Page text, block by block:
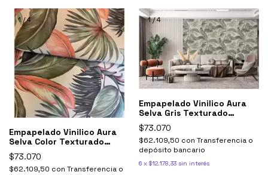
1/4
Empapelado Vinilico Aura
Selva Color Texturado
Muresco 8701
$73.070
$62.109,50 con Transferencia o
1/4
Empapelado Vinilico Aura
Selva Gris Texturado
Muresco 8702
$73.070
$62.109,50 con Transferencia o
depósito bancario
6 x $12.178,33 sin interés